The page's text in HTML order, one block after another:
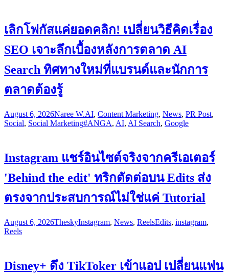
เลิกโฟกัสแค่ยอดคลิก! เปลี่ยนวิธีคิดเรื่อง
SEO เจาะลึกเบื้องหลังการตลาด AI
Search ทิศทางใหม่ที่แบรนด์และนักการ
ตลาดต้องรู้
August 6, 2026Naree W.AI, Content Marketing, News, PR Post,
Social, Social Marketing#ANGA, AI, AI Search, Google
Instagram แชร์อินไซต์จริงจากครีเอเตอร์
'Behind the edit' ทริกตัดต่อบน Edits ส่ง
ตรงจากประสบการณ์ไม่ใช่แค่ Tutorial
August 6, 2026TheskyInstagram, News, ReelsEdits, instagram,
Reels
Disney+ ดึง TikToker เข้าแอป เปลี่ยนแฟน